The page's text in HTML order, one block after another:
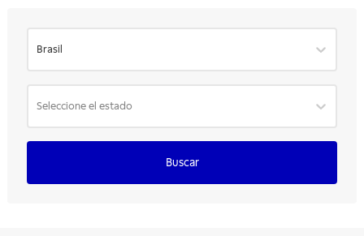
Brasil
Seleccione el estado
Buscar